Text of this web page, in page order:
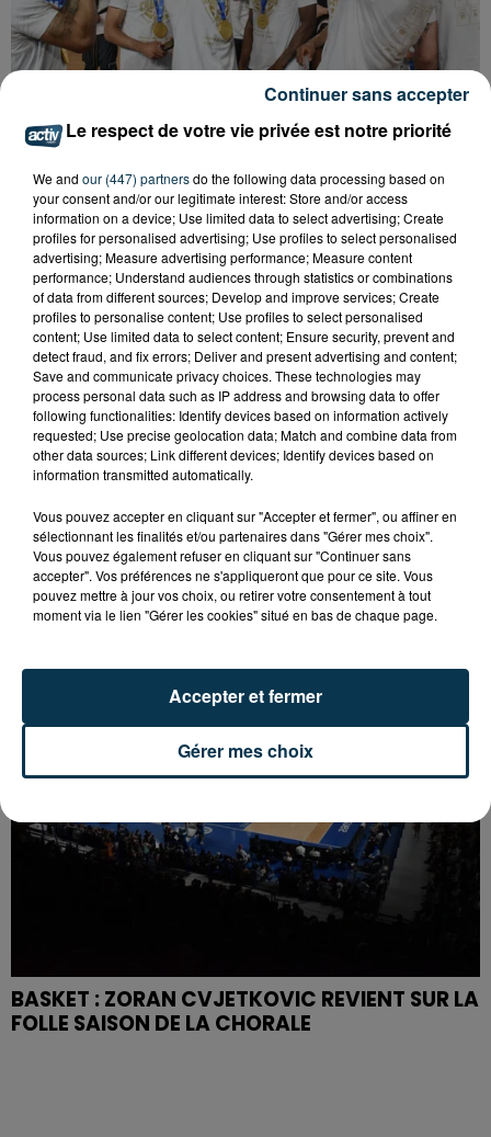
BASKET : LA CHORALE INTRAITABLE JUSQU'AU
BOUT
BASKET : LA CHORALE MAITRE DU DERBY DE LA
LOIRE
BASKET : ZORAN CVJETKOVIC REVIENT SUR LA
FOLLE SAISON DE LA CHORALE
Le respect de votre vie privée est notre priorité
We and our (447) partnersdo the following data processing based on
your consent and/or our legitimate interest: Store and/or access
information on a device; Use limited data to select advertising; Create
profiles for personalised advertising; Use profiles to select personalised
advertising; Measure advertising performance; Measure content
performance; Understand audiences through statistics or combinations
of data from different sources; Develop and improve services; Create
profiles to personalise content; Use profiles to select personalised
content; Use limited data to select content; Ensure security, prevent and
detect fraud, and fix errors; Deliver and present advertising and content;
Save and communicate privacy choices. These technologies may
process personal data such as IP address and browsing data to offer
following functionalities: Identify devices based on information actively
requested; Use precise geolocation data; Match and combine data from
other data sources; Link different devices; Identify devices based on
information transmitted automatically.
Vous pouvez accepter en cliquant sur "Accepter et fermer", ou affiner en
sélectionnant les finalités et/ou partenaires dans "Gérer mes choix".
Vous pouvez également refuser en cliquant sur "Continuer sans
accepter". Vos préférences ne s'appliqueront que pour ce site. Vous
pouvez mettre à jour vos choix, ou retirer votre consentement à tout
moment via le lien "Gérer les cookies" situé en bas de chaque page.
Gérer mes choix
Accepter et fermer
Continuer sans accepter